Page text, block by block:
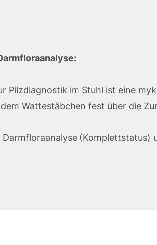
Pilzdiagnostik im Stuhl ist eine
Wattestäbchen fest über die
(Komplettstatus)